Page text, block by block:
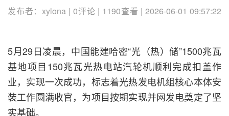
发布者：xylona | 0评论 | 1190查看 | 2026-06-01 09:57:22
5月29日凌晨，中国能建哈密“光（热）储”1500兆瓦
基地项目150兆瓦光热电站汽轮机顺利完成扣盖作
业，实现一次成功，标志着光热发电机组核心本体安
装工作圆满收官，为项目按期实现并网发电奠定了坚
实基础。